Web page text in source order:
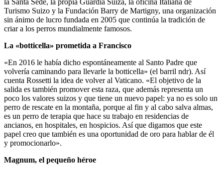
la Santa Sede, la propia Guardia Suiza, la oficina Italiana de
Turismo Suizo y la Fundación Barry de Martigny, una organización
sin ánimo de lucro fundada en 2005 que continúa la tradición de
criar a los perros mundialmente famosos.
La «botticella» prometida a Francisco
«En 2016 le había dicho espontáneamente al Santo Padre que
volvería caminando para llevarle la botticella» (el barril ndr). Así
cuenta Rossetti la idea de volver al Vaticano. «El objetivo de la
salida es también promover esta raza, que además representa un
poco los valores suizos y que tiene un nuevo papel: ya no es solo un
perro de rescate en la montaña, porque al fin y al cabo salva almas,
es un perro de terapia que hace su trabajo en residencias de
ancianos, en hospitales, en hospicios. Así que digamos que este
papel creo que también es una oportunidad de oro para hablar de él
y promocionarlo».
Magnum, el pequeño héroe